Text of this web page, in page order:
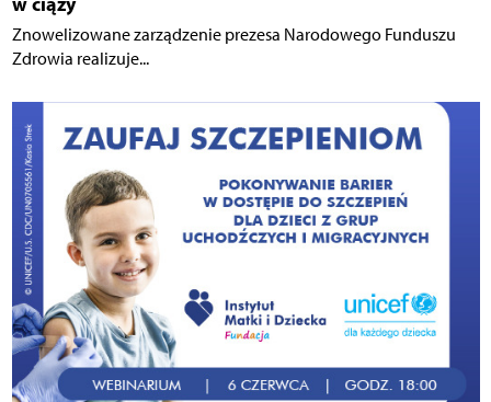
Znowelizowane zarządzenie prezesa Narodowego Funduszu
Zdrowia realizuje...